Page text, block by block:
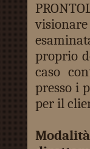
proprio
caso
presso i
per il